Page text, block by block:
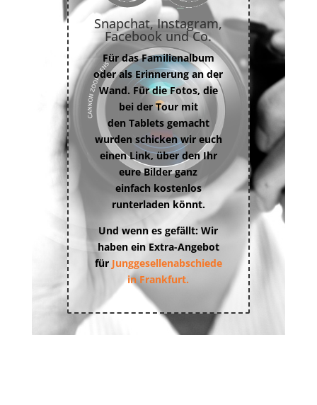
Snapchat, Instagram,
Facebook und Co.
Für das Familienalbum
oder als Erinnerung an der
Wand. Für die Fotos, die
bei der Tour mit
den Tablets gemacht
wurden schicken wir euch
einen Link, über den Ihr
eure Bilder ganz
einfach kostenlos
runterladen könnt.
Und wenn es gefällt: Wir
haben ein Extra-Angebot
für Junggesellenabschiede
in Frankfurt.